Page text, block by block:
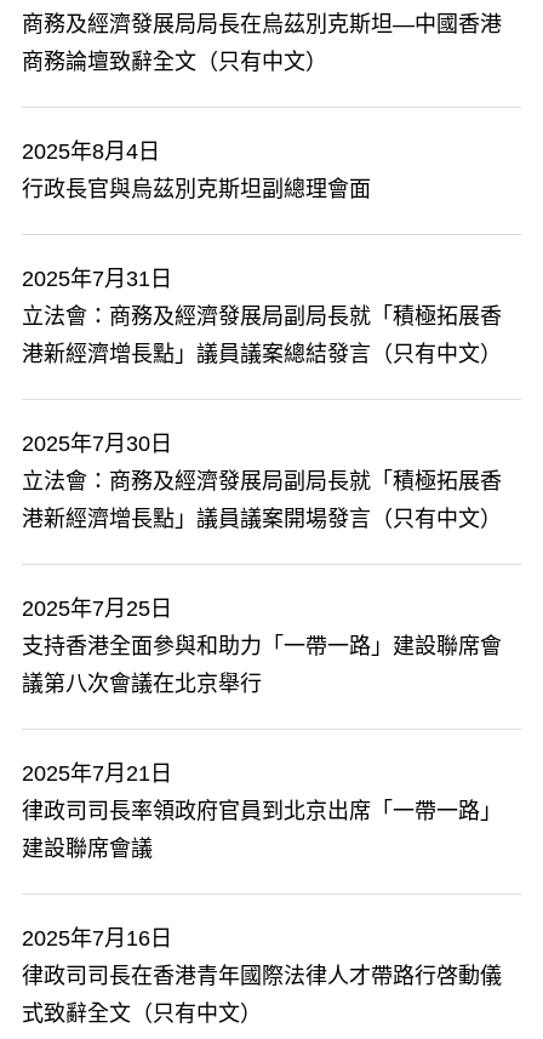
商務及經濟發展局局長在烏茲別克斯坦—中國香港
商務論壇致辭全文（只有中文）
2025年8月4日
行政長官與烏茲別克斯坦副總理會面
2025年7月31日
立法會：商務及經濟發展局副局長就「積極拓展香
港新經濟增長點」議員議案總結發言（只有中文）
2025年7月30日
立法會：商務及經濟發展局副局長就「積極拓展香
港新經濟增長點」議員議案開場發言（只有中文）
2025年7月25日
支持香港全面參與和助力「一帶一路」建設聯席會
議第八次會議在北京舉行
2025年7月21日
​律政司司長率領政府官員到北京出席「一帶一路」
建設聯席會議
2025年7月16日
​律政司司長在香港青年國際法律人才帶路行啓動儀
式致辭全文（只有中文）